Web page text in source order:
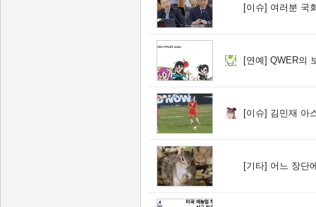
[이슈] 여러분 국회의원
[연예] QWER의
[이슈] 김민재 아
[기타] 어느 장단